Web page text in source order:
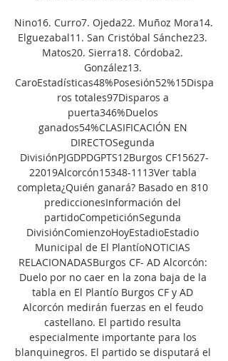
Nino16. Curro7. Ojeda22. Muñoz Mora14.
Elguezabal11. San Cristóbal Sánchez23.
Matos20. Sierra18. Córdoba2.
González13.
CaroEstadísticas48%Posesión52%15Dispa
ros totales97Disparos a
puerta346%Duelos
ganados54%CLASIFICACIÓN EN
DIRECTOSegunda
DivisiónPJGDPDGPTS12Burgos CF15627-
22019Alcorcón15348-1113Ver tabla
completa¿Quién ganará? Basado en 810
prediccionesInformación del
partidoCompeticiónSegunda
DivisiónComienzoHoyEstadioEstadio
Municipal de El PlantíoNOTICIAS
RELACIONADASBurgos CF- AD Alcorcón:
Duelo por no caer en la zona baja de la
tabla en El Plantío Burgos CF y AD
Alcorcón medirán fuerzas en el feudo
castellano. El partido resulta
especialmente importante para los
blanquinegros. El partido se disputará el